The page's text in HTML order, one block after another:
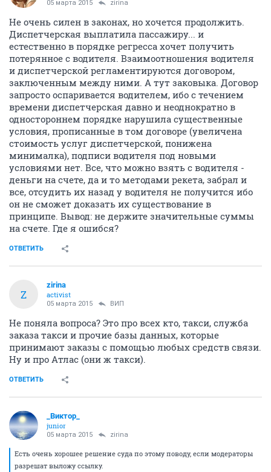
05 марта 2015 zirina
Не очень силен в законах, но хочется продолжить.
Диспетчерская выплатила пассажиру... и
естественно в порядке регресса хочет получить
потерянное с водителя. Взаимоотношения водителя
и диспетчерской регламентируются договором,
заключенным между ними. А тут заковыка. Договор
запросто оспаривается водителем, ибо с течением
времени диспетчерская давно и неоднократно в
одностороннем порядке нарушила существенные
условия, прописанные в том договоре (увеличена
стоимость услуг диспетчерской, понижена
минималка), подписи водителя под новыми
условиями нет. Все, что можно взять с водителя -
деньги на счете, да и то методами рекета, забрал и
все, отсудить их назад у водителя не получится ибо
он не сможет доказать их существование в
принципе. Вывод: не держите значительные суммы
на счете. Где я ошибся?
ОТВЕТИТЬ
Z
zirina
activist
05 марта 2015 ВИП
Не поняла вопроса? Это про всех кто, такси, служба
заказа такси и прочие базы данных, которые
принимают заказы с помощью любых средств связи.
Ну и про Атлас (они ж такси).
ОТВЕТИТЬ
_Виктор_
juniоr
05 марта 2015 zirina
Есть очень хорошее решение суда по этому поводу, если модераторы
разрешат выложу ссылку.